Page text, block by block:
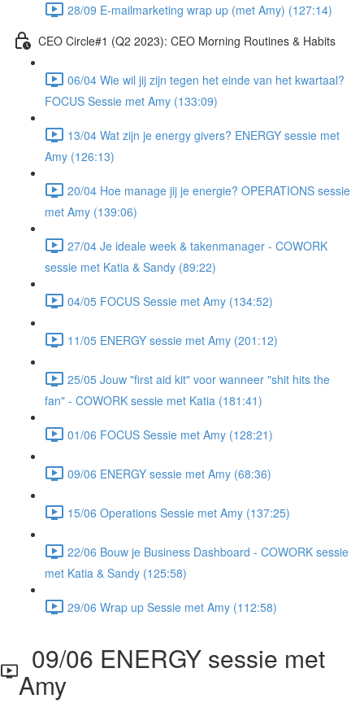
28/09 E-mailmarketing wrap up (met Amy) (127:14)
CEO Circle#1 (Q2 2023): CEO Morning Routines & Habits
06/04 Wie wil jij zijn tegen het einde van het kwartaal?
FOCUS Sessie met Amy (133:09)
13/04 Wat zijn je energy givers? ENERGY sessie met
Amy (126:13)
20/04 Hoe manage jij je energie? OPERATIONS sessie
met Amy (139:06)
27/04 Je ideale week & takenmanager - COWORK
sessie met Katia & Sandy (89:22)
04/05 FOCUS Sessie met Amy (134:52)
11/05 ENERGY sessie met Amy (201:12)
25/05 Jouw "first aid kit" voor wanneer "shit hits the
fan" - COWORK sessie met Katia (181:41)
01/06 FOCUS Sessie met Amy (128:21)
09/06 ENERGY sessie met Amy (68:36)
15/06 Operations Sessie met Amy (137:25)
22/06 Bouw je Business Dashboard - COWORK sessie
met Katia & Sandy (125:58)
29/06 Wrap up Sessie met Amy (112:58)
09/06 ENERGY sessie met
Amy